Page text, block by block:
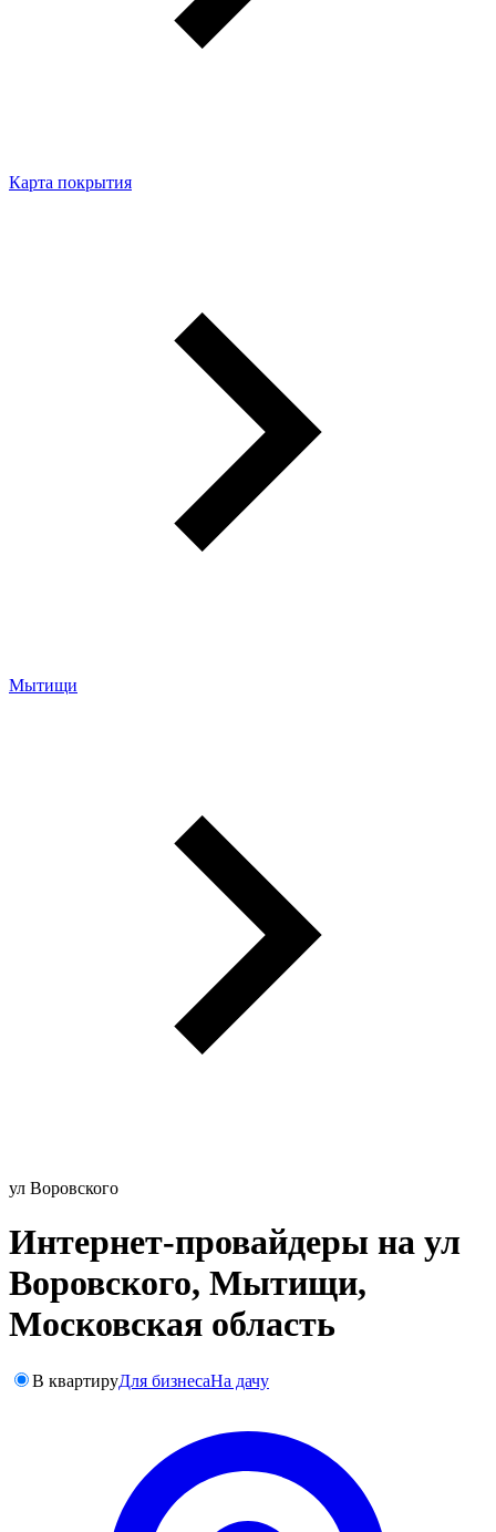
Карта покрытия
Мытищи
ул Воровского
Интернет-провайдеры на ул
Воровского, Мытищи,
Московская область
В квартируДля бизнесаНа дачу